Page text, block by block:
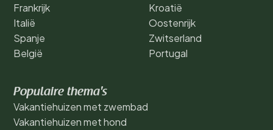
Frankrijk
Italië
Spanje
België
Kroatië
Oostenrijk
Zwitserland
Portugal
Populaire thema's
Vakantiehuizen met zwembad
Vakantiehuizen met hond